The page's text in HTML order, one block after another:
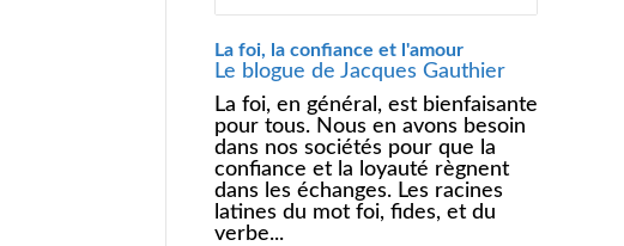
La foi, la confiance et l'amour
Le blogue de Jacques Gauthier
La foi, en général, est bienfaisante
pour tous. Nous en avons besoin
dans nos sociétés pour que la
confiance et la loyauté règnent
dans les échanges. Les racines
latines du mot foi, fides, et du
verbe...